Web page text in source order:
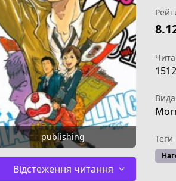
publishing
Відстеження читання
Теги